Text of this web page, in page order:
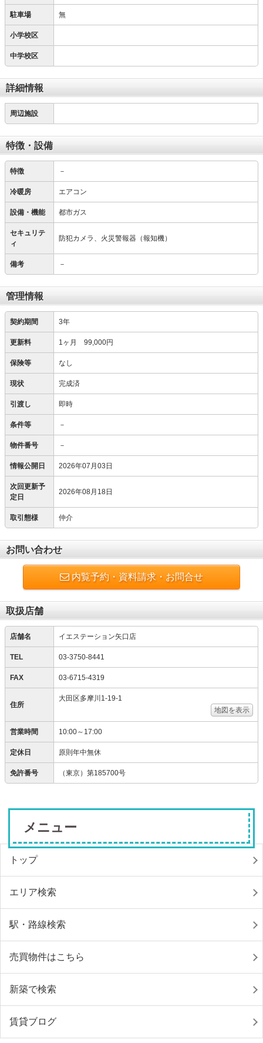
駐車場 無
小学校区
中学校区
詳細情報
周辺施設
特徴・設備
特徴 －
冷暖房 エアコン
設備・機能 都市ガス
セキュリテ
ィ
防犯カメラ、火災警報器（報知機）
備考 －
管理情報
契約期間 3年
更新料 1ヶ月 99,000円
保険等 なし
現状 完成済
引渡し 即時
条件等 －
物件番号 －
情報公開日 2026年07月03日
次回更新予
定日
2026年08月18日
取引態様 仲介
お問い合わせ
内覧予約・資料請求・お問合せ
取扱店舗
店舗名 イエステーション矢口店
TEL 03-3750-8441
FAX 03-6715-4319
住所
大田区多摩川1-19-1
地図を表示
営業時間 10:00～17:00
定休日 原則年中無休
免許番号 （東京）第185700号
メニュー
トップ
エリア検索
駅・路線検索
売買物件はこちら
新築で検索
賃貸ブログ